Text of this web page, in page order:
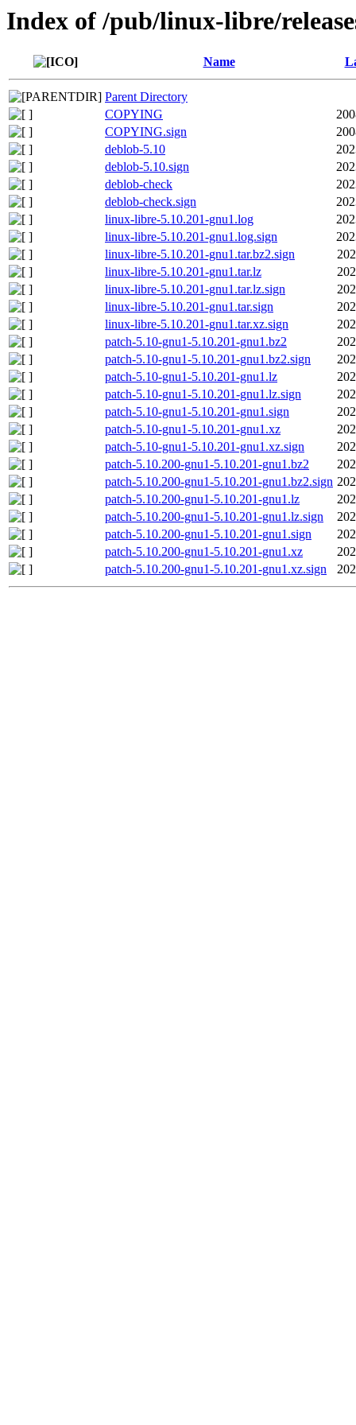
Index of /pub/linux-libre/
Name
Parent Directory
COPYING
COPYING.sign
deblob-5.10
deblob-5.10.sign
deblob-check
deblob-check.sign
linux-libre-5.10.201-gnu1.log
linux-libre-5.10.201-gnu1.log.sign
linux-libre-5.10.201-gnu1.tar.bz2.sign
linux-libre-5.10.201-gnu1.tar.lz
linux-libre-5.10.201-gnu1.tar.lz.sign
linux-libre-5.10.201-gnu1.tar.sign
linux-libre-5.10.201-gnu1.tar.xz.sign
patch-5.10-gnu1-5.10.201-gnu1.bz2
patch-5.10-gnu1-5.10.201-gnu1.bz2.sign
patch-5.10-gnu1-5.10.201-gnu1.lz
patch-5.10-gnu1-5.10.201-gnu1.lz.sign
patch-5.10-gnu1-5.10.201-gnu1.sign
patch-5.10-gnu1-5.10.201-gnu1.xz
patch-5.10-gnu1-5.10.201-gnu1.xz.sign
patch-5.10.200-gnu1-5.10.201-gnu1.bz2
patch-5.10.200-gnu1-5.10.201-gnu1.bz2.sign
patch-5.10.200-gnu1-5.10.201-gnu1.lz
patch-5.10.200-gnu1-5.10.201-gnu1.lz.sign
patch-5.10.200-gnu1-5.10.201-gnu1.sign
patch-5.10.200-gnu1-5.10.201-gnu1.xz
patch-5.10.200-gnu1-5.10.201-gnu1.xz.sign